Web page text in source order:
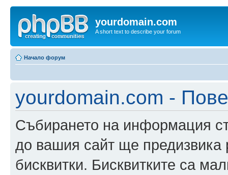
yourdomain.com
A short text to describe your forum
Начало форум
yourdomain.com -
Събирането на информация
до вашия сайт ще
бисквитки. Бисквитките са